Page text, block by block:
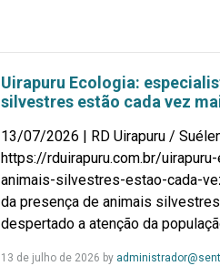
Uirapuru Ecologia:
silvestres estão cada vez
13/07/2026 | RD Uirapuru /
https://rduirapuru.com.br/
animais-silvestres-estao-cada-
da presença de animais
despertado a atenção da
13 de julho de 2026 by